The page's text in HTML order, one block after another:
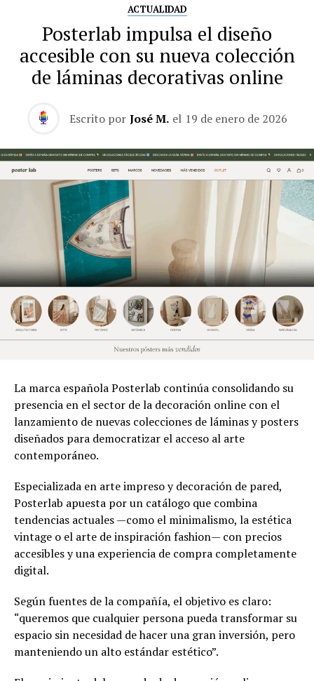
ACTUALIDAD
Posterlab impulsa el diseño
accesible con su nueva colección
de láminas decorativas online
Escrito por José M. el 19 de enero de 2026
La marca española Posterlab continúa consolidando su
presencia en el sector de la decoración online con el
lanzamiento de nuevas colecciones de láminas y posters
diseñados para democratizar el acceso al arte
contemporáneo.
Especializada en arte impreso y decoración de pared,
Posterlab apuesta por un catálogo que combina
tendencias actuales —como el minimalismo, la estética
vintage o el arte de inspiración fashion— con precios
accesibles y una experiencia de compra completamente
digital.
Según fuentes de la compañía, el objetivo es claro:
“queremos que cualquier persona pueda transformar su
espacio sin necesidad de hacer una gran inversión, pero
manteniendo un alto estándar estético”.